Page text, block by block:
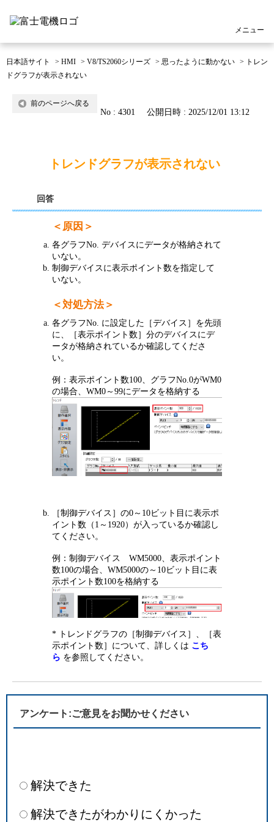
メニュー
日本語サイト > HMI > V8/TS2060シリーズ > 思ったように動かない > トレン
ドグラフが表示されない
前のページへ戻る
No : 4301 公開日時 : 2025/12/01 13:12
トレンドグラフが表示されない
回答
＜原因＞
各グラフNo. デバイスにデータが格納されて
いない。
制御デバイスに表示ポイント数を指定して
いない。
＜対処方法＞
各グラフNo. に設定した［デバイス］を先頭
に、［表示ポイント数］分のデバイスにデ
ータが格納されているか確認してくださ
い。
例：表示ポイント数100、グラフNo.0がWM0
の場合、WM0～99にデータを格納する
［制御デバイス］の0～10ビット目に表示ポ
イント数（1～1920）が入っているか確認し
てください。
例：制御デバイス WM5000、表示ポイント
数100の場合、WM5000の～10ビット目に表
示ポイント数100を格納する
* トレンドグラフの［制御デバイス］、［表
示ポイント数］について、詳しくは こち
ら を参照してください。
アンケート:ご意見をお聞かせください
解決できた
解決できたがわかりにくかった